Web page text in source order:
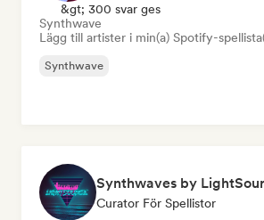
&gt; 300 svar ges
Synthwave
Lägg till artister i min(a) Spotify-
Synthwave
Synthwaves by
Curator För Spellistor